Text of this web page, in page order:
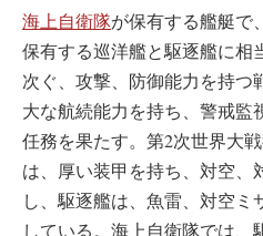
海上自衛隊が保有する艦艇で
保有する巡洋艦と駆逐艦に相
次ぐ、攻撃、防御能力を持つ
大な航続能力を持ち、警戒監
任務を果たす。第2次世界大
は、厚い装甲を持ち、対空、
し、駆逐艦は、魚雷、対空
している。海上自衛隊では、